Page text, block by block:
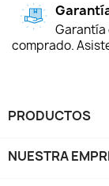
Garantía
comprado.
PRODUCTOS
NUESTRA